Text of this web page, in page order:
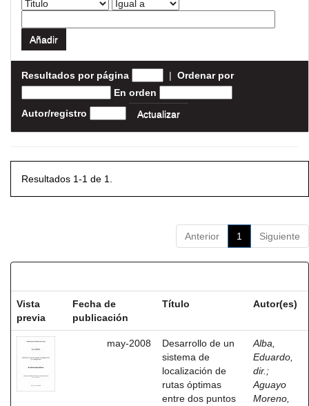
Resultados por página | Ordenar por
En orden
Autor/registro
Resultados 1-1 de 1.
Anterior 1 Siguiente
Vista
previa
Fecha de
publicación
Título Autor(es)
may-2008
Desarrollo de un
sistema de
localización de
rutas óptimas
entre dos puntos
Alba,
Eduardo,
dir. ;
Aguayo
Moreno,